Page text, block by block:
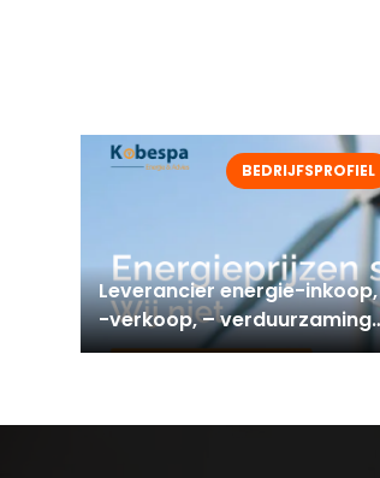
BEDRIJFSPROFIEL
Leverancier energie-inkoop,
-verkoop, – verduurzaming
en – opwekking